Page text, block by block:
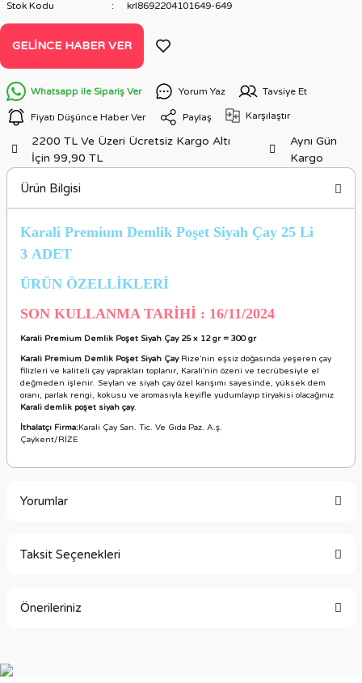
Stok Kodu
krl8692204101649-649
GELINCE HABER VER
Whatsapp ile Sipariş Ver Yorum Yaz Tavsiye Et
Fiyatı Düşünce Haber Ver Paylaş Karşılaştır
2200 TL Ve Üzeri Ücretsiz Kargo Altı
İçin 99,90 TL
Aynı Gün
Kargo
Ürün Bilgisi
Karali Premium Demlik Poşet Siyah Çay 25 Li
3 ADET
ÜRÜN ÖZELLİKLERİ
SON KULLANMA TARİHİ : 16/11/2024
Karali Premium Demlik Poşet Siyah Çay 25 x 12 gr = 300 gr
Karali Premium Demlik Poşet Siyah ÇayRize’nin eşsiz doğasında yeşeren çay
filizleri ve kaliteli çay yaprakları toplanır, Karali’nin özeni ve tecrübesiyle el
değmeden işlenir. Seylan ve siyah çay özel karışımı sayesinde, yüksek dem
oranı, parlak rengi, kokusu ve aromasıyla keyifle yudumlayıp tiryakisi olacağınız
Karali demlik poşet siyah çay.
İthalatçı Firma:Karali Çay San. Tic. Ve Gıda Paz. A.ş.
Çaykent/RİZE
Yorumlar
Taksit Seçenekleri
Önerileriniz